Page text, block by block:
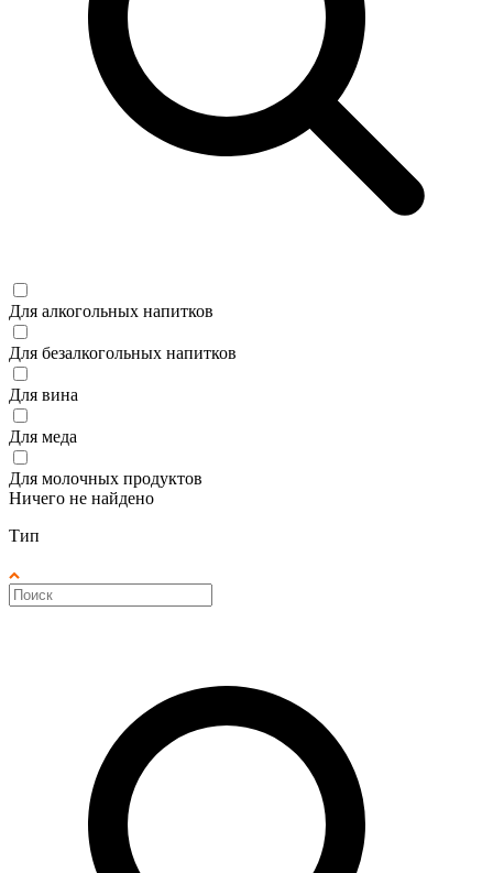
Для алкогольных напитков
Для безалкогольных напитков
Для вина
Для меда
Для молочных продуктов
Ничего не найдено
Тип